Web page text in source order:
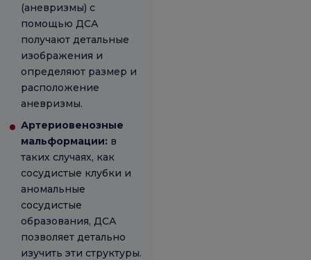
(аневризмы) с
помощью ДСА
получают детальные
изображения и
определяют размер и
расположение
аневризмы.
Артериовенозные
мальформации: в
таких случаях, как
сосудистые клубки и
аномальные
сосудистые
образования, ДСА
позволяет детально
изучить эти структуры.